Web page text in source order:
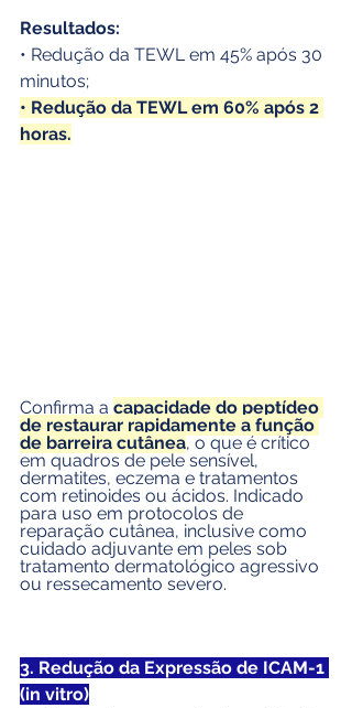
Resultados:
• Redução da TEWL em 45% após 30
minutos;
• Redução da TEWL em 60% após 2
horas.
Confirma a capacidade do peptídeo
de restaurar rapidamente a função
de barreira cutânea, o que é crítico
em quadros de pele sensível,
dermatites, eczema e tratamentos
com retinoides ou ácidos. Indicado
para uso em protocolos de
reparação cutânea, inclusive como
cuidado adjuvante em peles sob
tratamento dermatológico agressivo
ou ressecamento severo.
3. Redução da Expressão de ICAM-1
(in vitro)